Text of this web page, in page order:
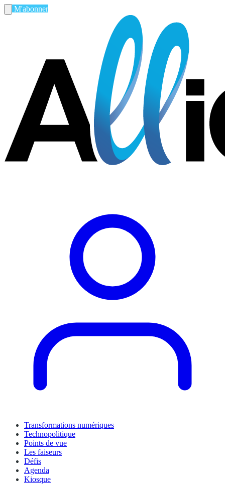
M'abonner
Transformations numériques
Technopolitique
Points de vue
Les faiseurs
Défis
Agenda
Kiosque